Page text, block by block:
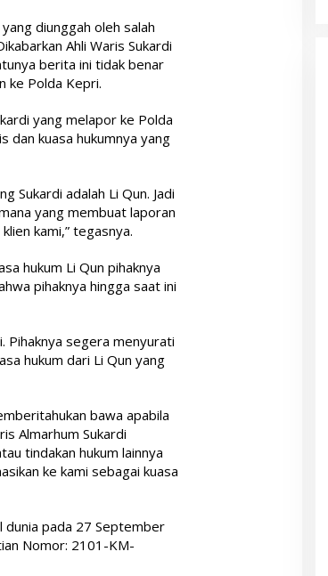
diunggah oleh salah
Ahli Waris Sukardi
berita ini tidak benar
ke Polda Kepri.
yang melapor ke Polda
dan kuasa hukumnya yang
Sukardi adalah Li Qun. Jadi
yang membuat laporan
kami,” tegasnya.
hukum Li Qun pihaknya
pihaknya hingga saat ini
Pihaknya segera menyurati
hukum dari Li Qun yang
bawa apabila
Almarhum Sukardi
tindakan hukum lainnya
ke kami sebagai kuasa
dunia pada 27 September
Nomor: 2101-KM-